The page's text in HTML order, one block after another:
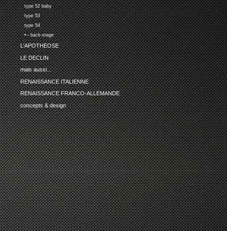
type 52 baby
type 53
type 54
•-- back-stage
L'APOTHEOSE
LE DECLIN
mais aussi...
RENAISSANCE ITALIENNE
RENAISSANCE FRANCO-ALLEMANDE
concepts & design